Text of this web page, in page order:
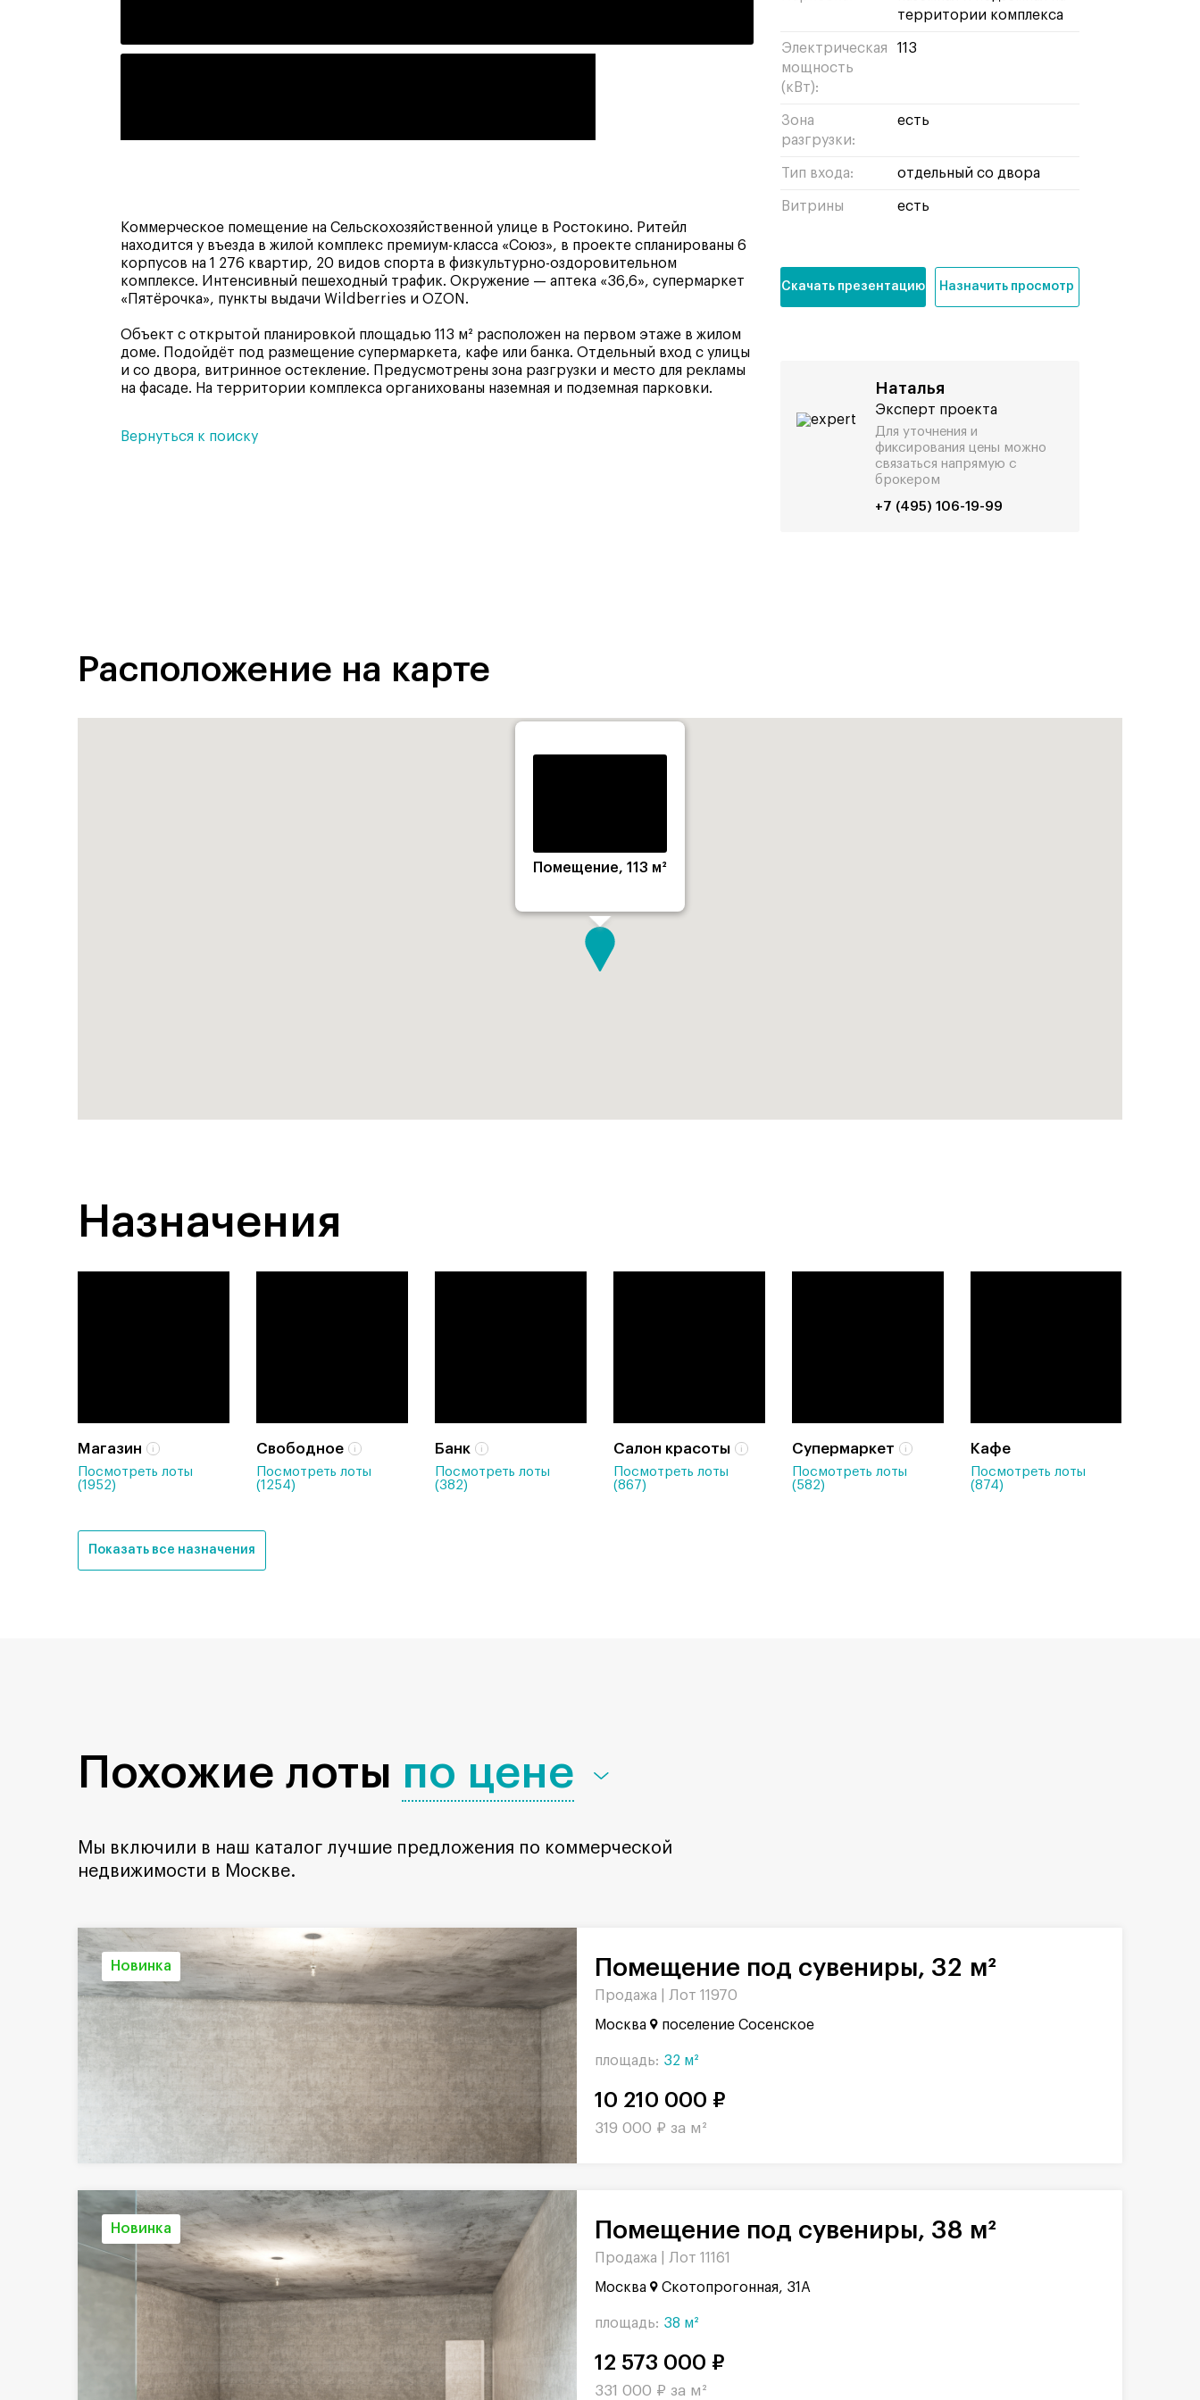
Коммерческое помещение на Сельскохозяйственной улице в Ростокино. Ритейл
находится у въезда в жилой комплекс премиум-класса «Союз», в проекте спланированы 6
корпусов на 1 276 квартир, 20 видов спорта в физкультурно-оздоровительном
комплексе. Интенсивный пешеходный трафик. Окружение — аптека «36,6», супермаркет
«Пятёрочка», пункты выдачи Wildberries и OZON.
Объект с открытой планировкой площадью 113 м² расположен на первом этаже в жилом
доме. Подойдёт под размещение супермаркета, кафе или банка. Отдельный вход с улицы
и со двора, витринное остекление. Предусмотрены зона разгрузки и место для рекламы
на фасаде. На территории комплекса органихованы наземная и подземная парковки.
Вернуться к поиску
территории комплекса
Электрическая
мощность
(кВт):
113
Зона
разгрузки:
есть
Тип входа: отдельный со двора
Витрины есть
Скачать презентацию Назначить просмотр
Наталья
Эксперт проекта
Для уточнения и
фиксирования цены можно
связаться напрямую с
брокером
+7 (495) 106-19-99
Расположение на карте
Помещение, 113 м²
Назначения
Магазин
Посмотреть лоты
(1952)
Свободное
Посмотреть лоты
(1254)
Банк
Посмотреть лоты
(382)
Салон красоты
Посмотреть лоты
(867)
Супермаркет
Посмотреть лоты
(582)
Кафе
Посмотреть лоты
(874)
Показать все назначения
Похожие лоты по цене
Мы включили в наш каталог лучшие предложения по коммерческой
недвижимости в Москве.
Новинка Помещение под сувениры, 32 м²
Продажа | Лот 11970
Москва поселение Сосенское
площадь: 32 м²
10 210 000 ₽
319 000 ₽ за м²
Новинка Помещение под сувениры, 38 м²
Продажа | Лот 11161
Москва Скотопрогонная, 31А
площадь: 38 м²
12 573 000 ₽
331 000 ₽ за м²